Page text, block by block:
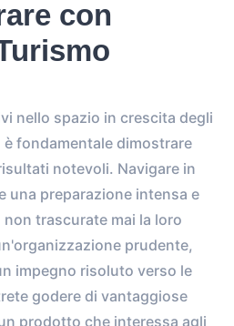
con
nello spazio in crescita degli
fondamentale dimostrare
notevoli. Navigare in
una preparazione intensa e
trascurate mai la loro
prudente,
impegno risoluto verso le
godere di vantaggiose
prodotto che interessa agli